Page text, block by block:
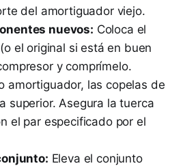
del amortiguador viejo.
nuevos: Coloca el
el original si está en buen
y comprímelo.
amortiguador, las copelas de
superior. Asegura la tuerca
el par especificado por el
Eleva el conjunto